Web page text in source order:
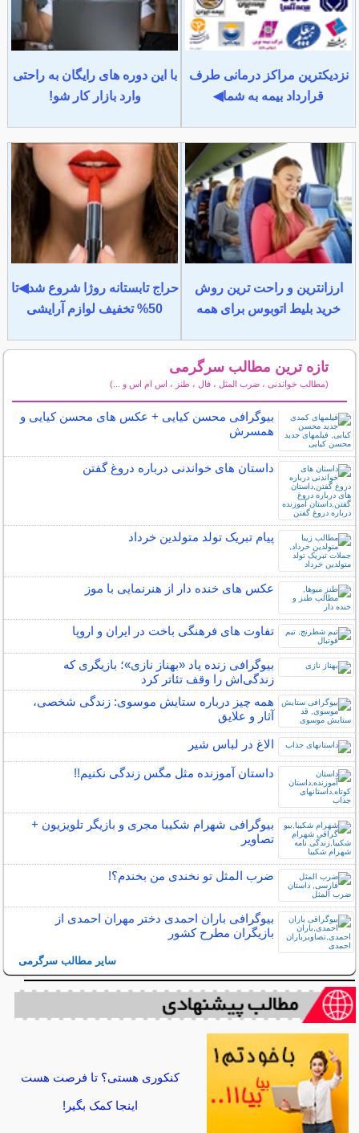
نزدیکترین مراکز درمانی طرف
قرارداد بیمه به شما◀
با این دوره های رایگان به راحتی
وارد بازار کار شو!
ارزانترین و راحت ترین روش
خرید بلیط اتوبوس برای همه
حراج تابستانه روژا شروع شد◀تا
50% تخفیف لوازم آرایشی
تازه ترین مطالب سرگرمی
(مطالب خواندنی ، ضرب المثل ، فال ، طنز ، اس ام اس و ...)
بیوگرافی محسن کیایی + عکس های محسن کیایی و
همسرش
داستان های خواندنی درباره دروغ گفتن
پیام تبریک تولد متولدین خرداد
عکس های خنده دار از هنرنمایی با موز
تفاوت های فرهنگی باخت در ایران و اروپا
بیوگرافی زنده یاد «بهناز نازی»؛ بازیگری که
زندگی‌اش را وقف تئاتر کرد
همه چیز درباره ستایش موسوی: زندگی شخصی،
آثار و علایق
الاغ در لباس شیر
داستان آموزنده مثل مگس زندگی نکنیم!!
بیوگرافی شهرام شکیبا مجری و بازیگر تلویزیون +
تصاویر
ضرب المثل تو نخندی من بخندم؟!
بیوگرافی باران احمدی دختر مهران احمدی از
بازیگران مطرح کشور
سایر مطالب سرگرمی
کنکوری هستی؟ تا فرصت هست
اینجا کمک بگیر!